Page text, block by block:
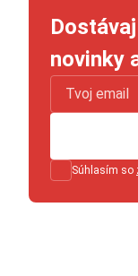
novinky
Súhlasím so